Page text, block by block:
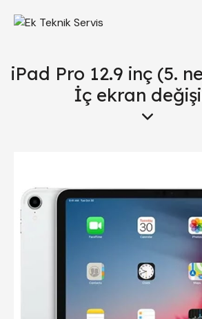
iPad Pro 12.9 inç (5.
İç ekran